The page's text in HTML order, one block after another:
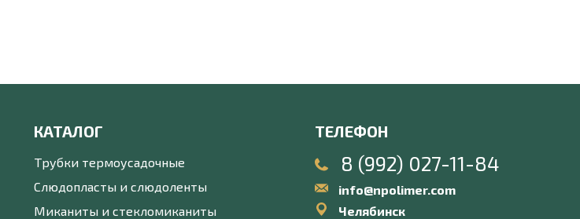
КАТАЛОГ
Трубки термоусадочные
Слюдопласты и слюдоленты
Миканиты и стекломиканиты
ТЕЛЕФОН
8 (992) 027-11-84
info@npolimer.com
Челябинск